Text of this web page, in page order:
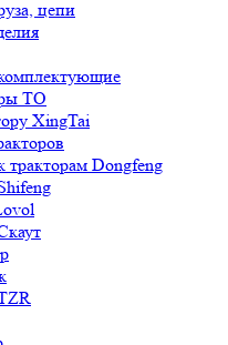
цепи
ТО
XingTai
тракторам Dongfeng